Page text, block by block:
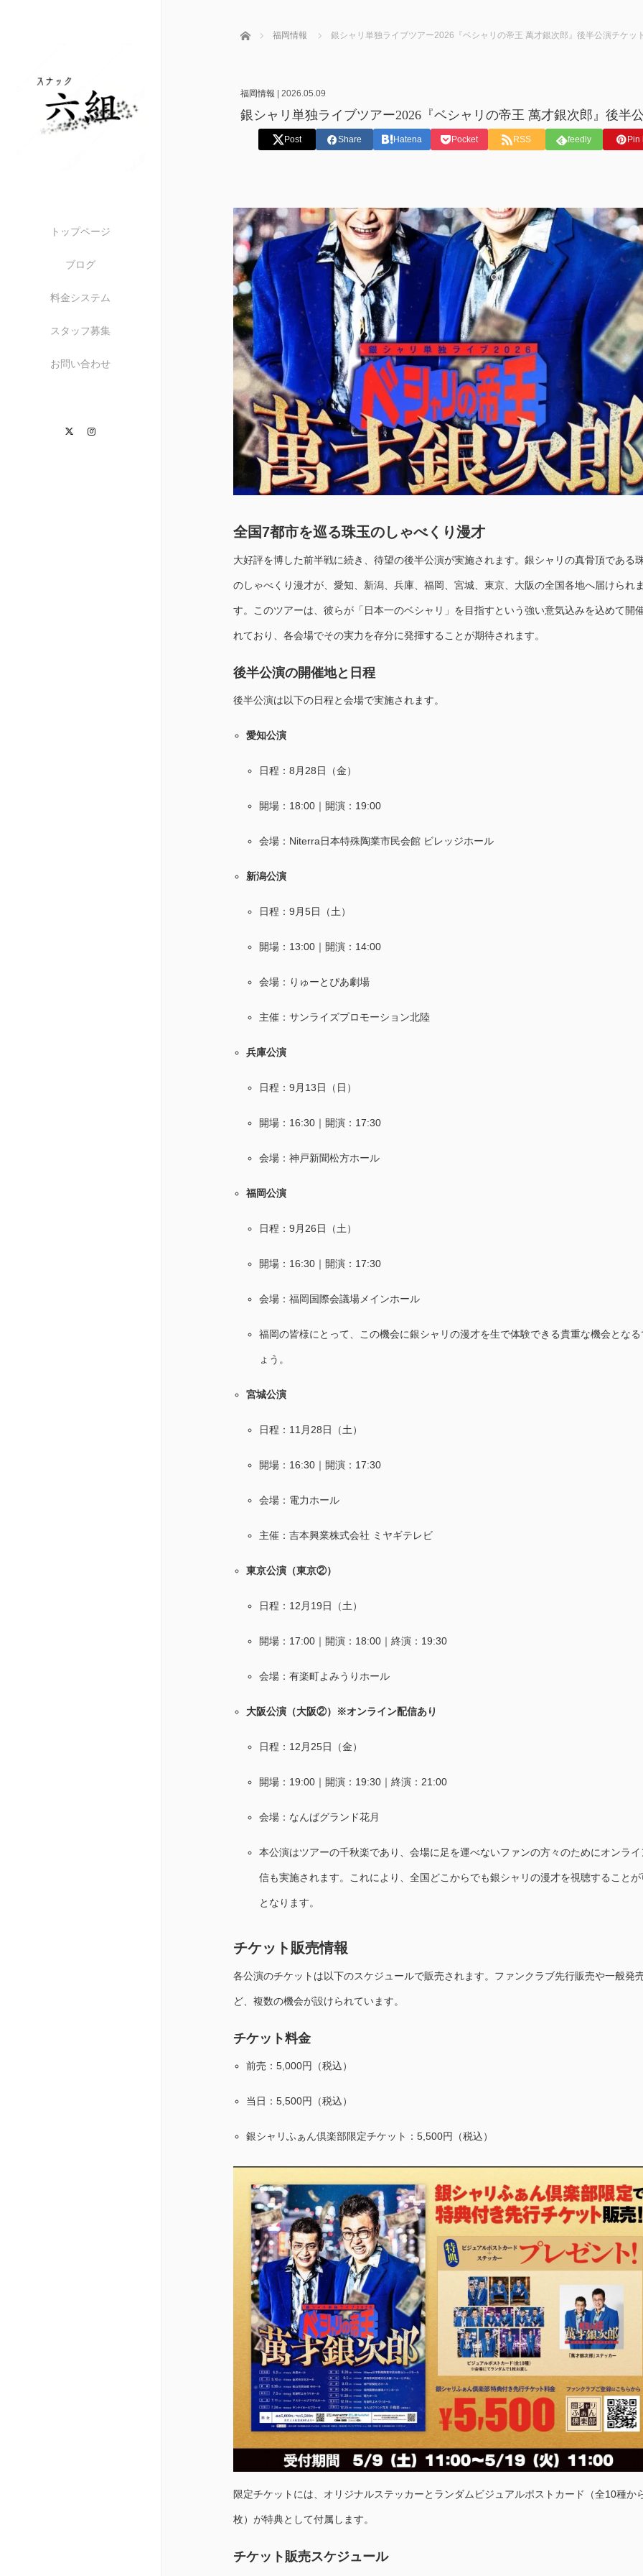
トップページ
ブログ
料金システム
スタッフ募集
お問い合わせ
Twitter
ホーム 福岡情報 銀シャリ単独ライブツアー2026『ベシャリの帝王 萬才銀次郎』後半公演チケッ
福岡情報 2026.05.09
銀シャリ単独ライブツアー2026『ベシャリの帝王 萬才銀次郎』後半
Post Share Hatena Pocket RSS feedly Pin
全国7都市を巡る珠玉のしゃべくり漫才
大好評を博した前半戦に続き、待望の後半公演が実施されます。銀シャリの真骨頂である
のしゃべくり漫才が、愛知、新潟、兵庫、福岡、宮城、東京、大阪の全国各地へ届けられ
す。このツアーは、彼らが「日本一のベシャリ」を目指すという強い意気込みを込めて開
れており、各会場でその実力を存分に発揮することが期待されます。
後半公演の開催地と日程
後半公演は以下の日程と会場で実施されます。
愛知公演
日程：8月28日（金）
開場：18:00｜開演：19:00
会場：Niterra日本特殊陶業市民会館 ビレッジホール
新潟公演
日程：9月5日（土）
開場：13:00｜開演：14:00
会場：りゅーとぴあ劇場
主催：サンライズプロモーション北陸
兵庫公演
日程：9月13日（日）
開場：16:30｜開演：17:30
会場：神戸新聞松方ホール
福岡公演
日程：9月26日（土）
開場：16:30｜開演：17:30
会場：福岡国際会議場メインホール
福岡の皆様にとって、この機会に銀シャリの漫才を生で体験できる貴重な機会となる
ょう。
宮城公演
日程：11月28日（土）
開場：16:30｜開演：17:30
会場：電力ホール
主催：吉本興業株式会社 ミヤギテレビ
東京公演（東京②）
日程：12月19日（土）
開場：17:00｜開演：18:00｜終演：19:30
会場：有楽町よみうりホール
大阪公演（大阪②）※オンライン配信あり
日程：12月25日（金）
開場：19:00｜開演：19:30｜終演：21:00
会場：なんばグランド花月
本公演はツアーの千秋楽であり、会場に足を運べないファンの方々のためにオンライ
信も実施されます。これにより、全国どこからでも銀シャリの漫才を視聴することが
となります。
チケット販売情報
各公演のチケットは以下のスケジュールで販売されます。ファンクラブ先行販売や一般発
ど、複数の機会が設けられています。
チケット料金
前売：5,000円（税込）
当日：5,500円（税込）
銀シャリふぁん倶楽部限定チケット：5,500円（税込）
限定チケットには、オリジナルステッカーとランダムビジュアルポストカード（全10種か
枚）が特典として付属します。
チケット販売スケジュール